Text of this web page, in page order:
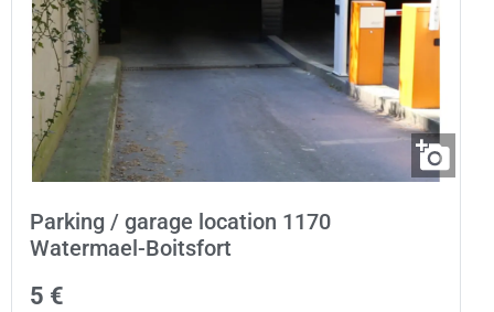
Parking / garage location 1170
Watermael-Boitsfort
5 €